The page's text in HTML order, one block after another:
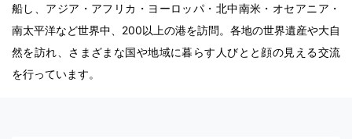
船し、アジア・アフリカ・ヨーロッパ・北中南米・オセアニア・
南太平洋など世界中、200以上の港を訪問。各地の世界遺産や大自
然を訪れ、さまざまな国や地域に暮らす人びとと顔の見える交流
を行っています。